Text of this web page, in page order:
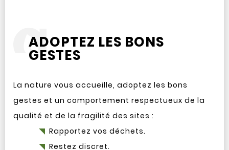
ADOPTEZ LES BONS
GESTES
La nature vous accueille, adoptez les bons
gestes et un comportement respectueux de la
qualité et de la fragilité des sites :
Rapportez vos déchets.
Restez discret.